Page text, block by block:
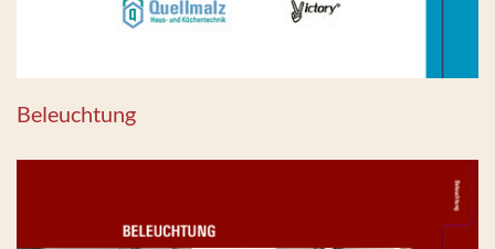
Beleuchtung